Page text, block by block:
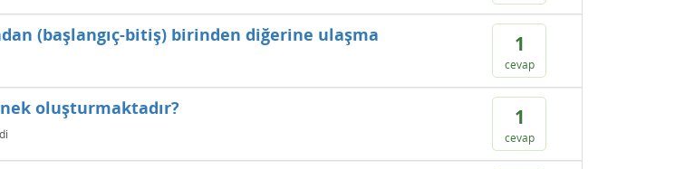
1
cevap
(başlangıç-bitiş) birinden diğerine ulaşma
1
cevap
oluşturmaktadır?